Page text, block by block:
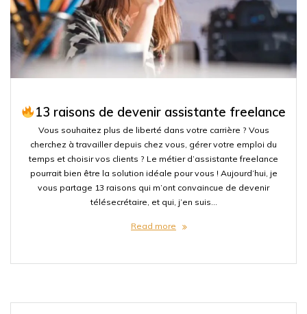
13 raisons de devenir assistante freelance
Vous souhaitez plus de liberté dans votre carrière ? Vous
cherchez à travailler depuis chez vous, gérer votre emploi du
temps et choisir vos clients ? Le métier d’assistante freelance
pourrait bien être la solution idéale pour vous ! Aujourd’hui, je
vous partage 13 raisons qui m’ont convaincue de devenir
télésecrétaire, et qui, j’en suis…
Read more